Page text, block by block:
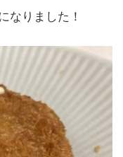
なりました！